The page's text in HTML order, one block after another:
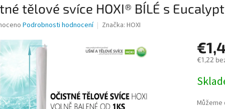
tělové svíce HOXI® BÍLÉ s
Podrobnosti hodnocení Značka: HOXI
€1,22
cena:
Můžeme